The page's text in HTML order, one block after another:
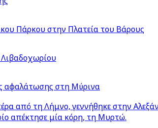
Πάρκου στην Πλατεία του Βάρους
αφαλάτωσης στη Μύρινα
από τη Λήμνο, γεννήθηκε στην
απέκτησε μία κόρη, τη Μυρτώ.